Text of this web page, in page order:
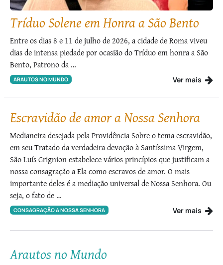
Tríduo Solene em Honra a São Bento
Entre os dias 8 e 11 de julho de 2026, a cidade de Roma viveu
dias de intensa piedade por ocasião do Tríduo em honra a São
Bento, Patrono da …
ARAUTOS NO MUNDO Ver mais
Escravidão de amor a Nossa Senhora
Medianeira desejada pela Providência Sobre o tema escravidão,
em seu Tratado da verdadeira devoção à Santíssima Virgem,
São Luís Grignion estabelece vários princípios que justificam a
nossa consagração a Ela como escravos de amor. O mais
importante deles é a mediação universal de Nossa Senhora. Ou
seja, o fato de …
CONSAGRAÇÃO A NOSSA SENHORA Ver mais
Arautos no Mundo